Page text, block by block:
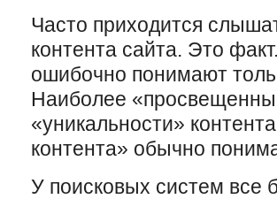
Часто приходится
контента сайта. Это
ошибочно понимают
Наиболее
«уникальности»
контента» обычно
У поисковых систем все